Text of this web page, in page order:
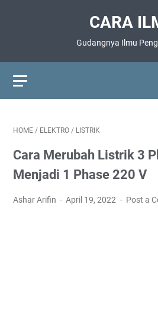
CARA
Gudangnya Ilmu
HOME / ELEKTRO / LISTRIK
Cara Merubah Listrik 3
Menjadi 1 Phase 220 V
Ashar Arifin April 19, 2022 Post a